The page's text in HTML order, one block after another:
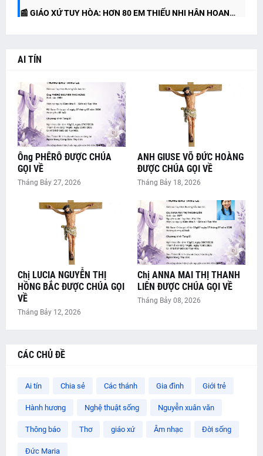
HẠT
📰 GIÁO XỨ TUY HÒA: HƠN 80 EM THIẾU NHI HÂN HOAN
AI TÍN
Ông PHÊRÔ ĐƯỢC CHÚA
GỌI VỀ
Tháng Bảy 27, 2026
ANH GIUSE VÕ ĐỨC HOÀNG
ĐƯỢC CHÚA GỌI VỀ
Tháng Bảy 18, 2026
Chị LUCIA NGUYỄN THỊ
HỒNG BẮC ĐƯỢC CHÚA GỌI
VỀ
Tháng Bảy 12, 2026
Chị ANNA MAI THỊ THANH
LIÊN ĐƯỢC CHÚA GỌI VỀ
Tháng Bảy 08, 2026
CÁC CHỦ ĐỀ
Ai tín Chia sẻ Các thánh Gia đình Giới trẻ
Hành hương Nghệ thuật sống Nguyễn xuân văn
Thông báo Thơ giáo xứ Âm nhạc Đời sống
Đức Maria